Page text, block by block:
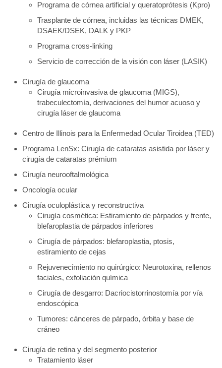
Programa de córnea artificial y queratoprótesis (Kpro)
Trasplante de córnea, incluidas las técnicas DMEK,
DSAEK/DSEK, DALK y PKP
Programa cross-linking
Servicio de corrección de la visión con láser (LASIK)
Cirugía de glaucoma
Cirugía microinvasiva de glaucoma (MIGS),
trabeculectomía, derivaciones del humor acuoso y
cirugía láser de glaucoma
Centro de Illinois para la Enfermedad Ocular Tiroidea (TED)
Programa LenSx: Cirugía de cataratas asistida por láser y
cirugía de cataratas prémium
Cirugía neurooftalmológica
Oncología ocular
Cirugía oculoplástica y reconstructiva
Cirugía cosmética: Estiramiento de párpados y frente,
blefaroplastia de párpados inferiores
Cirugía de párpados: blefaroplastia, ptosis,
estiramiento de cejas
Rejuvenecimiento no quirúrgico: Neurotoxina, rellenos
faciales, exfoliación química
Cirugía de desgarro: Dacriocistorrinostomía por vía
endoscópica
Tumores: cánceres de párpado, órbita y base de
cráneo
Cirugía de retina y del segmento posterior
Tratamiento láser